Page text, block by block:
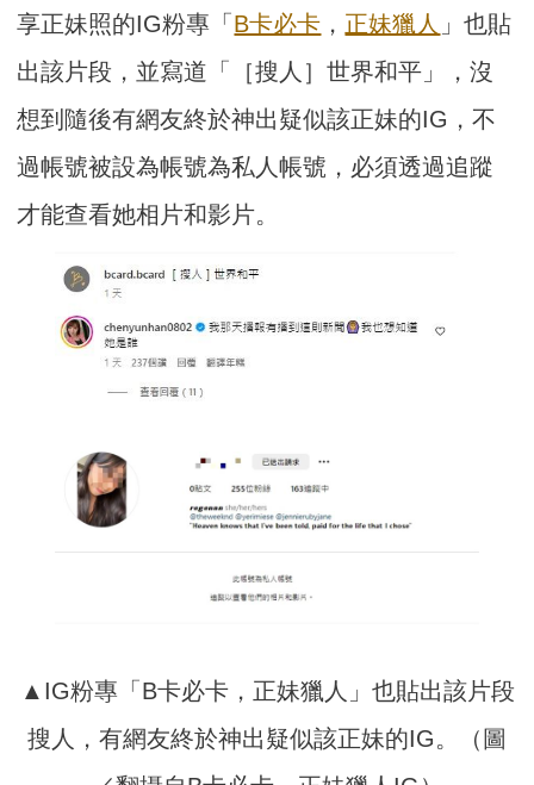
享正妹照的IG粉專「 B卡必卡 ， 正妹獵人 」也貼
出該片段，並寫道「［搜人］世界和平」，沒
想到隨後有網友終於神出疑似該正妹的IG，不
過帳號被設為帳號為私人帳號，必須透過追蹤
才能查看她相片和影片。
▲IG粉專「B卡必卡，正妹獵人」也貼出該片段
搜人，有網友終於神出疑似該正妹的IG。（圖